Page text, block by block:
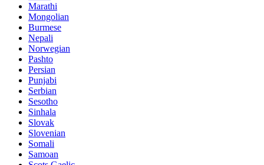
Marathi
Mongolian
Burmese
Nepali
Norwegian
Pashto
Persian
Punjabi
Serbian
Sesotho
Sinhala
Slovak
Slovenian
Somali
Samoan